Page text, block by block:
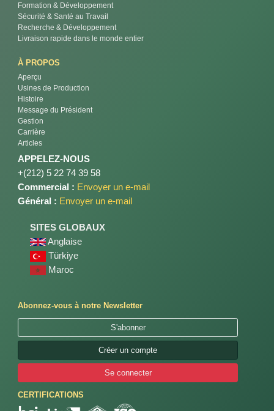
Formation & Développement
Sécurité & Santé au Travail
Recherche & Développement
Livraison rapide dans le monde entier
À PROPOS
Aperçu
Usines de Production
Histoire
Message du Président
Gestion
Carrière
Articles
APPELEZ-NOUS
+(212) 5 22 74 39 58
Commercial : Envoyer un e-mail
Général : Envoyer un e-mail
SITES GLOBAUX
Anglaise
Türkiye
Maroc
Abonnez-vous à notre Newsletter
S'abonner
Créer un compte
Se connecter
CERTIFICATIONS